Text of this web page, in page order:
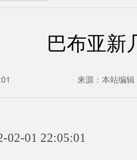
巴布亚新
来源： 本站编辑
02-01 22:05:01